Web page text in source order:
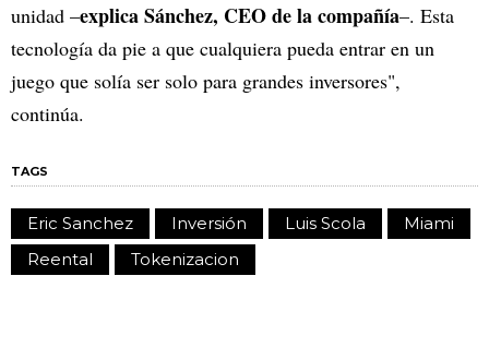
unidad –explica Sánchez, CEO de la compañía–. Esta
tecnología da pie a que cualquiera pueda entrar en un
juego que solía ser solo para grandes inversores",
continúa.
TAGS
Eric Sanchez Inversión Luis Scola
Miami
Reental
Tokenizacion